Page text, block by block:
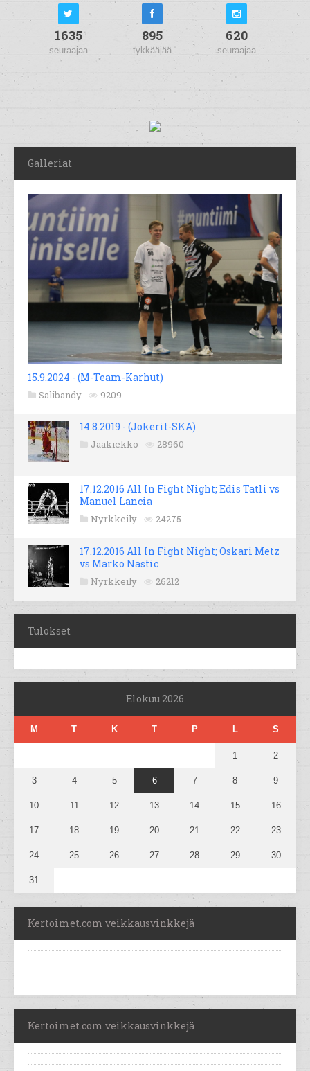
1635
seuraajaa
895
tykkääjää
620
seuraajaa
Galleriat
15.9.2024 - (M-Team-Karhut)
Salibandy 9209
14.8.2019 - (Jokerit-SKA)
Jääkiekko 28960
17.12.2016 All In Fight Night; Edis Tatli vs
Manuel Lancia
Nyrkkeily 24275
17.12.2016 All In Fight Night; Oskari Metz
vs Marko Nastic
Nyrkkeily 26212
Tulokset
Elokuu 2026
M T K T P L S
1 2
3 4 5 6 7 8 9
10 11 12 13 14 15 16
17 18 19 20 21 22 23
24 25 26 27 28 29 30
31
Kertoimet.com veikkausvinkkejä
Kertoimet.com veikkausvinkkejä